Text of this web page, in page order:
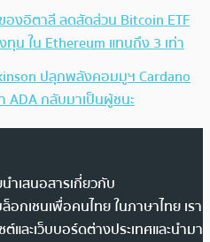
งอิตาลี ลดสัดส่วน Bitcoin ETF
น ใน Ethereum แทนถึง 3 เท่า
ปลุกพลังคอมมูฯ Cardano
ADA กลับมาเป็นผู้ชนะ
ำเสนอสารเกี่ยวกับ
อกเชนเพื่อคนไทย ในภาษาไทย เรา
ละเว็บบอร์ดต่างประเทศและนำมา